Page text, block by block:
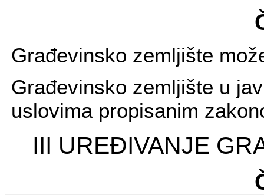
Građevinsko zemljište
Građevinsko zemljište u
uslovima propisanim
III UREĐIVANJE